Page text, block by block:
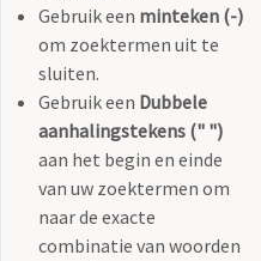
Gebruik een minteken (-)
om zoektermen uit te
sluiten.
Gebruik een Dubbele
aanhalingstekens (" ")
aan het begin en einde
van uw zoektermen om
naar de exacte
combinatie van woorden